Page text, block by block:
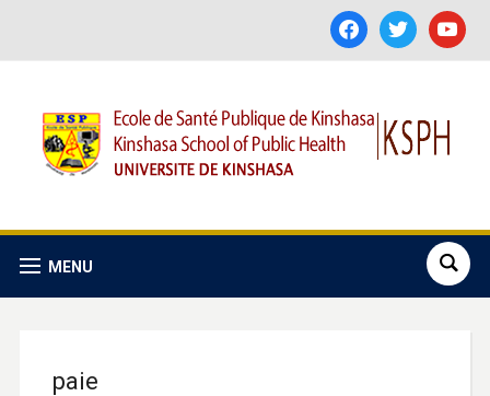
facebooktwitter youtube
MENU
paie